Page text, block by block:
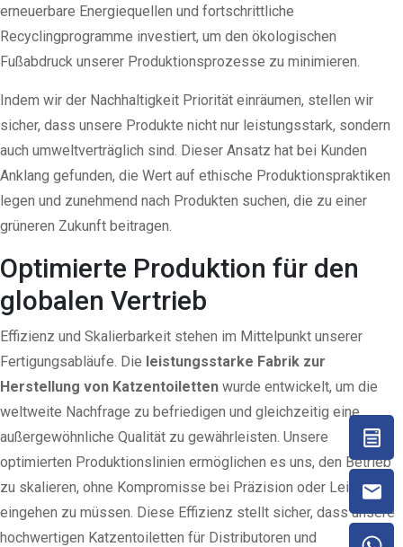
erneuerbare Energiequellen und fortschrittliche
Recyclingprogramme investiert, um den ökologischen
Fußabdruck unserer Produktionsprozesse zu minimieren.
Indem wir der Nachhaltigkeit Priorität einräumen, stellen wir
sicher, dass unsere Produkte nicht nur leistungsstark, sondern
auch umweltverträglich sind. Dieser Ansatz hat bei Kunden
Anklang gefunden, die Wert auf ethische Produktionspraktiken
legen und zunehmend nach Produkten suchen, die zu einer
grüneren Zukunft beitragen.
Optimierte Produktion für den
globalen Vertrieb
Effizienz und Skalierbarkeit stehen im Mittelpunkt unserer
Fertigungsabläufe. Die leistungsstarke Fabrik zur
Herstellung von Katzentoiletten wurde entwickelt, um die
weltweite Nachfrage zu befriedigen und gleichzeitig eine
außergewöhnliche Qualität zu gewährleisten. Unsere
optimierten Produktionslinien ermöglichen es uns, den Betrieb
zu skalieren, ohne Kompromisse bei Präzision oder Leistung
eingehen zu müssen. Diese Effizienz stellt sicher, dass unsere
hochwertigen Katzentoiletten für Distributoren und